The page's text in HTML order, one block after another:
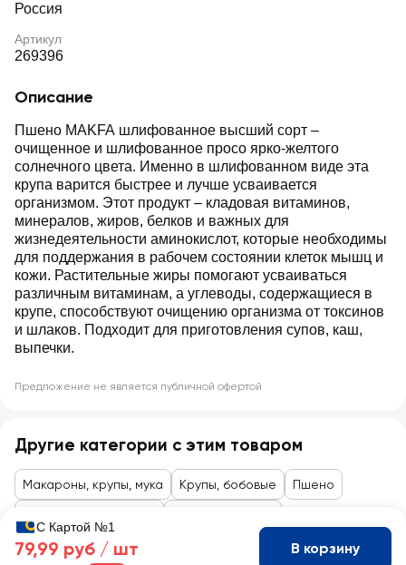
Россия
Артикул
269396
Описание
Пшено MAKFA шлифованное высший сорт –
очищенное и шлифованное просо ярко-желтого
солнечного цвета. Именно в шлифованном виде эта
крупа варится быстрее и лучше усваивается
организмом. Этот продукт – кладовая витаминов,
минералов, жиров, белков и важных для
жизнедеятельности аминокислот, которые необходимы
для поддержания в рабочем состоянии клеток мышц и
кожи. Растительные жиры помогают усваиваться
различным витаминам, а углеводы, содержащиеся в
крупе, способствуют очищению организма от токсинов
и шлаков. Подходит для приготовления супов, каш,
выпечки.
Предложение не является публичной офертой
Другие категории с этим товаром
Макароны, крупы, мука Крупы, бобовые Пшено
С Картой №1
79,99 руб / шт В корзину